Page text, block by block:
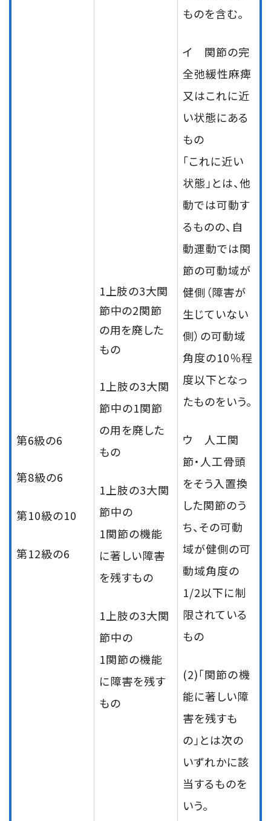
第6級の6
第8級の6
第10級の10
第12級の6
1上肢の3大関
節中の2関節
の用を廃した
もの
1上肢の3大関
節中の1関節
の用を廃した
もの
1上肢の3大関
節中の
1関節の機能
に著しい障害
を残すもの
1上肢の3大関
節中の
1関節の機能
に障害を残す
もの
ものを含む。
イ 関節の完
全弛緩性麻痺
又はこれに近
い状態にある
もの
「これに近い
状態」とは、他
動では可動す
るものの、自
動運動では関
節の可動域が
健側（障害が
生じていない
側）の可動域
角度の10％程
度以下となっ
たものをいう。
ウ 人工関
節・人工骨頭
をそう入置換
した関節のう
ち、その可動
域が健側の可
動域角度の
1/2以下に制
限されている
もの
(2)「関節の機
能に著しい障
害を残すも
の」とは次の
いずれかに該
当するものを
いう。